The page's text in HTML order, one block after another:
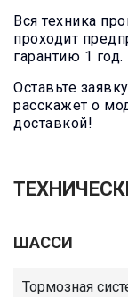
Канистра
креплением
4 800₽
Вся техника
проходит
гарантию 1 год.
Оставьте
расскажет о
доставкой!
ШАССИ
Тормозная